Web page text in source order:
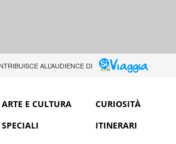
ALL’AUDIENCE DI
ARTE E CULTURA CURIOSITÀ
SPECIALI ITINERARI